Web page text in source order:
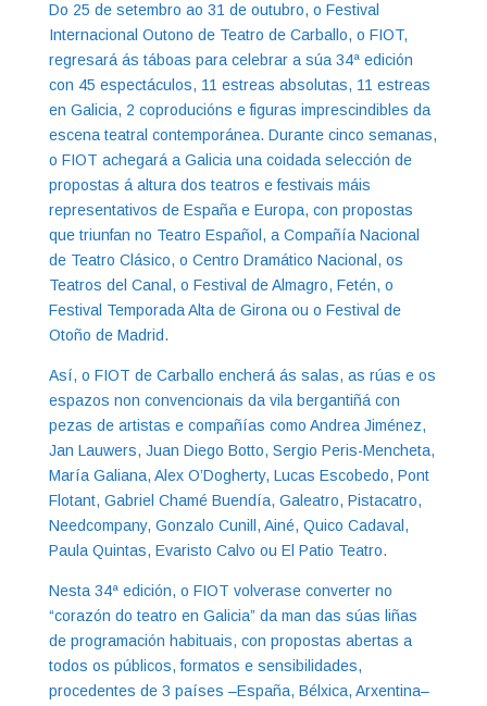
Do 25 de setembro ao 31 de outubro, o Festival
Internacional Outono de Teatro de Carballo, o FIOT,
regresará ás táboas para celebrar a súa 34ª edición
con 45 espectáculos, 11 estreas absolutas, 11 estreas
en Galicia, 2 coproducións e figuras imprescindibles da
escena teatral contemporánea. Durante cinco semanas,
o FIOT achegará a Galicia una coidada selección de
propostas á altura dos teatros e festivais máis
representativos de España e Europa, con propostas
que triunfan no Teatro Español, a Compañía Nacional
de Teatro Clásico, o Centro Dramático Nacional, os
Teatros del Canal, o Festival de Almagro, Fetén, o
Festival Temporada Alta de Girona ou o Festival de
Otoño de Madrid.
Así, o FIOT de Carballo encherá ás salas, as rúas e os
espazos non convencionais da vila bergantiñá con
pezas de artistas e compañías como Andrea Jiménez,
Jan Lauwers, Juan Diego Botto, Sergio Peris-Mencheta,
María Galiana, Alex O’Dogherty, Lucas Escobedo, Pont
Flotant, Gabriel Chamé Buendía, Galeatro, Pistacatro,
Needcompany, Gonzalo Cunill, Ainé, Quico Cadaval,
Paula Quintas, Evaristo Calvo ou El Patio Teatro.
Nesta 34ª edición, o FIOT volverase converter no
“corazón do teatro en Galicia” da man das súas liñas
de programación habituais, con propostas abertas a
todos os públicos, formatos e sensibilidades,
procedentes de 3 países –España, Bélxica, Arxentina–